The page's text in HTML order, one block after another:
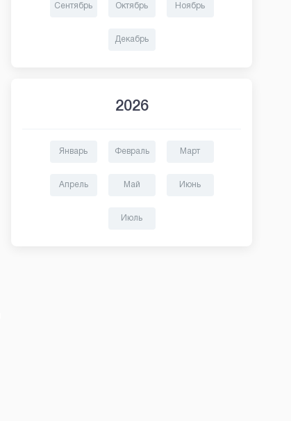
Сентябрь Октябрь Ноябрь
Декабрь
2026
Январь Февраль Март
Апрель Май Июнь
Июль